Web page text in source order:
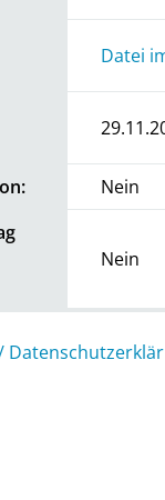
Datei
Nein
Nein